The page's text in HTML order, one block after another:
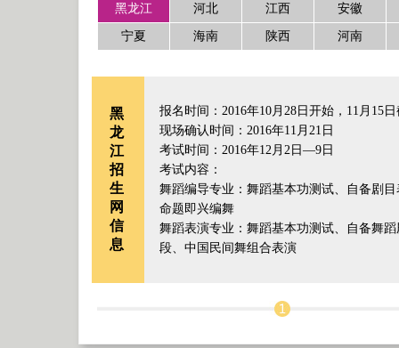
黑龙江 河北 江西 安徽
宁夏 海南 陕西 河南
黑
龙
江
招
生
网
信
息
报名时间：2016年10月28日开始，11月15
现场确认时间：2016年11月21日
考试时间：2016年12月2日—9日
考试内容：
舞蹈编导专业：舞蹈基本功测试、自备剧
命题即兴编舞
舞蹈表演专业：舞蹈基本功测试、自备舞
段、中国民间舞组合表演